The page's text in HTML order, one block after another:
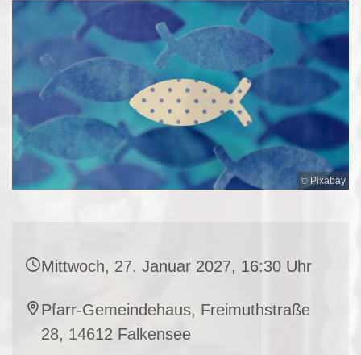
© Pixabay
Mittwoch, 27. Januar 2027, 16:30 Uhr
Pfarr-Gemeindehaus, Freimuthstraße
28, 14612 Falkensee